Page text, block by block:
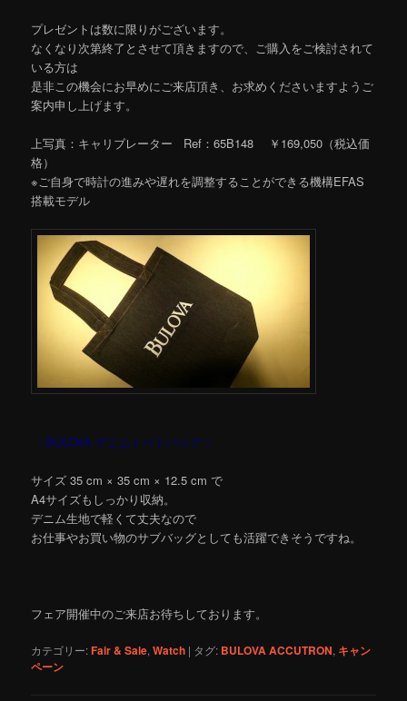
プレゼントは数に限りがございます。
なくなり次第終了とさせて頂きますので、ご購入をご検討されて
いる方は
是非この機会にお早めにご来店頂き、お求めくださいますようご
案内申し上げます。
上写真：キャリブレーター Ref：65B148 ￥169,050（税込価
格）
※ご自身で時計の進みや遅れを調整することができる機構EFAS
搭載モデル
〈 BULOVA デニムトートバッグ 〉
サイズ 35 cm × 35 cm × 12.5 cm で
A4サイズもしっかり収納。
デニム生地で軽くて丈夫なので
お仕事やお買い物のサブバッグとしても活躍できそうですね。
フェア開催中のご来店お待ちしております。
カテゴリー:Fair & Sale,Watch | タグ: BULOVA ACCUTRON, キャン
ペーン